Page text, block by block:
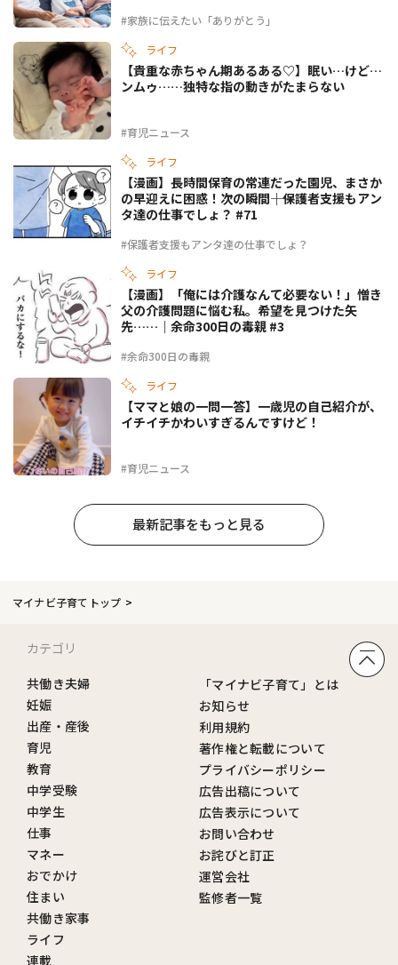
#家族に伝えたい「ありがとう」
ライフ
#育児ニュース
【貴重な赤ちゃん期あるある♡】眠い…けど…
ンムゥ……独特な指の動きがたまらない
ライフ
#保護者支援もアンタ達の仕事でしょ？
【漫画】長時間保育の常連だった園児、まさか
の早迎えに困惑！次の瞬間――｜保護者支援もアン
タ達の仕事でしょ？ #71
ライフ
#余命300日の毒親
【漫画】「俺には介護なんて必要ない！」憎き
父の介護問題に悩む私。希望を見つけた矢
先……｜余命300日の毒親 #3
ライフ
#育児ニュース
【ママと娘の一問一答】一歳児の自己紹介が、
イチイチかわいすぎるんですけど！
最新記事をもっと見る
マイナビ子育てトップ
カテゴリ
共働き夫婦
妊娠
出産・産後
育児
教育
中学受験
中学生
仕事
マネー
おでかけ
住まい
共働き家事
ライフ
連載
「マイナビ子育て」とは
お知らせ
利用規約
著作権と転載について
プライバシーポリシー
広告出稿について
広告表示について
お問い合わせ
お詫びと訂正
運営会社
監修者一覧